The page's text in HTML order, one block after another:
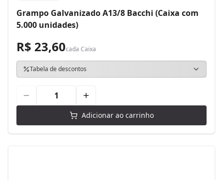
Grampo Galvanizado A13/8 Bacchi (Caixa com
5.000 unidades)
R$ 23,60cada Caixa
Tabela de descontos
Adicionar ao carrinho